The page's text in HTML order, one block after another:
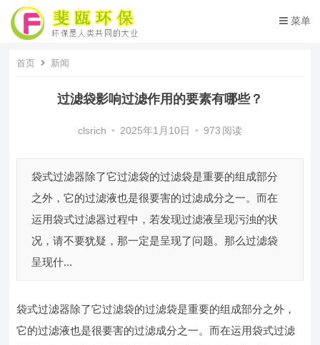
菜单
首页 新闻
过滤袋影响过滤作用的要素有哪些？
clsrich • 2025年1月10日 • 973 阅读
袋式过滤器除了它过滤袋的过滤袋是重要的组成部分
之外，它的过滤液也是很要害的过滤成分之一。而在
运用袋式过滤器过程中，若发现过滤液呈现污浊的状
况，请不要犹疑，那一定是呈现了问题。那么过滤袋
呈现什...
袋式过滤器除了它过滤袋的过滤袋是重要的组成部分之外，
它的过滤液也是很要害的过滤成分之一。而在运用袋式过滤